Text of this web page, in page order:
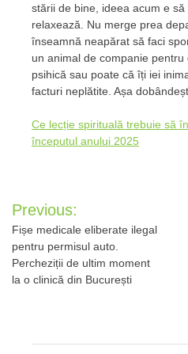
stării de bine, ideea acum e
relaxează. Nu merge prea
înseamnă neapărat să faci
un animal de companie
psihică sau poate că îți iei
facturi neplătite. Așa
Ce lecție spirituală trebuie să
începutul anului 2025
Post
navigation
Previous:
Fișe medicale eliberate ilegal
pentru permisul auto.
Percheziții de ultim moment
la o clinică din București